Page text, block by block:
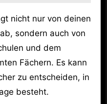
nicht nur von deinen
sondern auch von
und dem
Fächern. Es kann
zu entscheiden, in
besteht.